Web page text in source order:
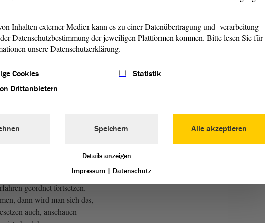
das Bundesmodell,
durchsteuern können
Verfahren und eben
- das ist das
Antrag
das Ganze richtig
fahren. Damit wäre die
sowohl der Menschen
auch derjenigen, die
denn nun zahlen
geordnet fortsetzen.
dann wird man sich das,
auch, anschauen
Inhalten externer Medien kann es zu einer Datenübertragung und -verarbeitung
Datenschutzbestimmung der jeweiligen Plattformen kommen. Bitte lesen Sie für
unsere Datenschutzerklärung.
Cookies
Statistik
Drittanbietern
Alle akzeptieren
Speichern
Details anzeigen
Impressum | Datenschutz